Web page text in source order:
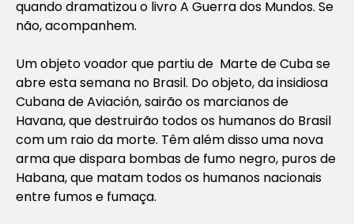
quando dramatizou o livro A Guerra dos Mundos. Se
não, acompanhem.
Um objeto voador que partiu de Marte de Cuba se
abre esta semana no Brasil. Do objeto, da insidiosa
Cubana de Aviación, sairão os marcianos de
Havana, que destruirão todos os humanos do Brasil
com um raio da morte. Têm além disso uma nova
arma que dispara bombas de fumo negro, puros de
Habana, que matam todos os humanos nacionais
entre fumos e fumaça.